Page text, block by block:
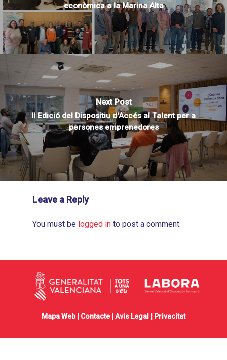
econòmica a la Marina Alta
Next Post
II Edició del Dispositiu d'Accés al Talent per a
persones emprenedores
Leave a Reply
You must be logged in to post a comment.
Mapa Web | Contacte| Avis Legal Privacitat